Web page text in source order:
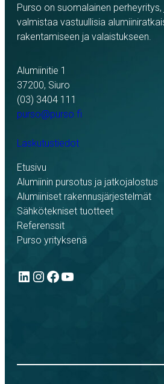
Purso on suomalainen
valmistaa vastuullisia
rakentamiseen ja valaistukseen.
Alumiinitie 1
37200, Siuro
(03) 3404 111
purso@purso.fi
Laskutustiedot
Etusivu
Alumiinin pursotus ja jatkojalostus
Alumiiniset rakennusjärjestelmät
Sähkötekniset tuotteet
Referenssit
Purso yrityksenä
LinkedIn
Instagram
Facebook
YouTube